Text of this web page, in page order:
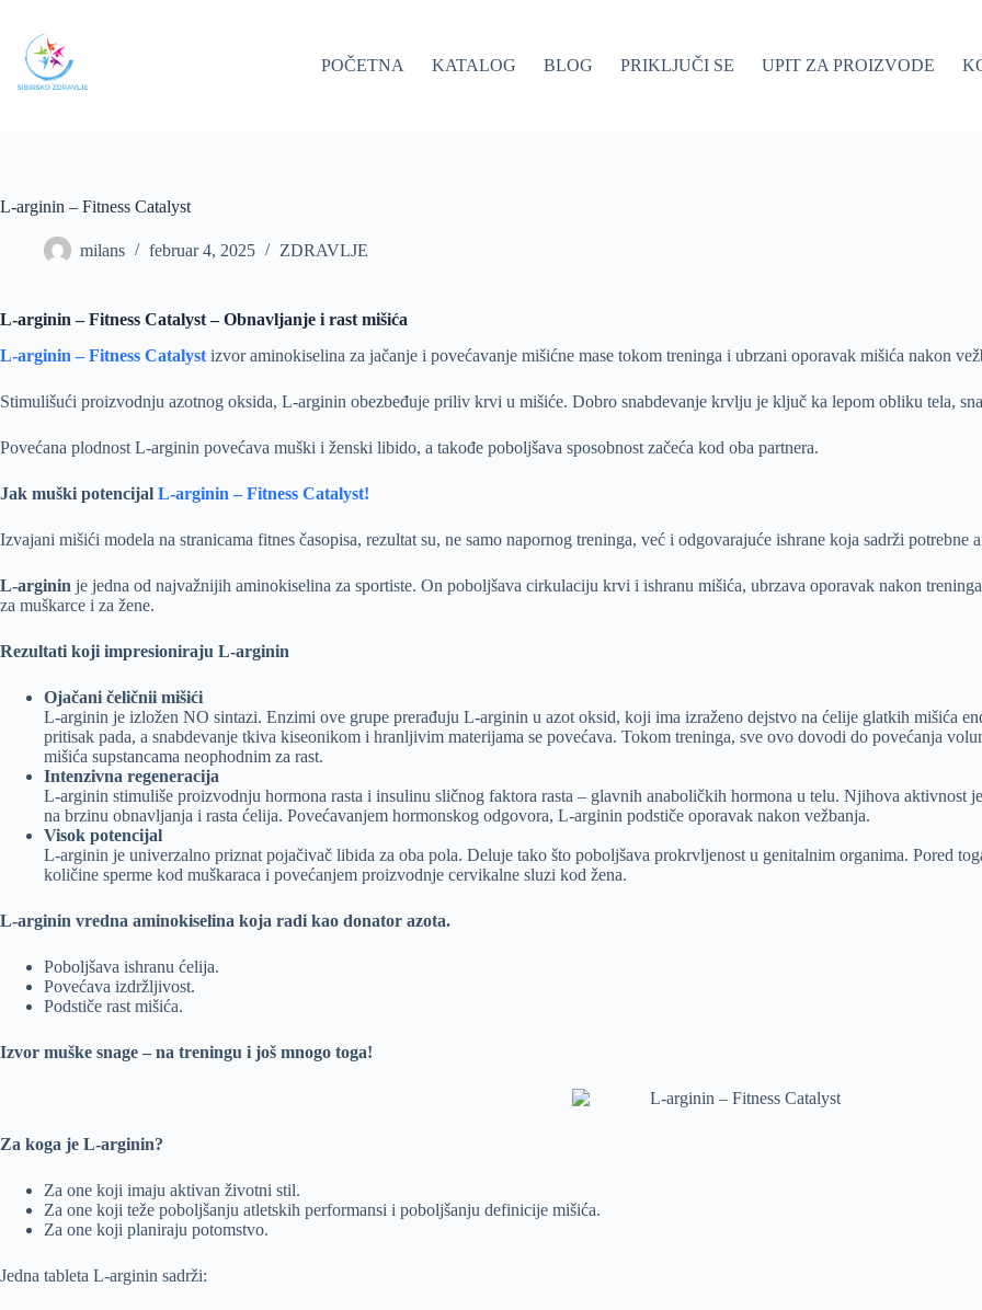
content
POČETNA
KATALOG BLOG PRIKLJUČI SE UPIT ZA PROIZVODE
L-arginin – Fitness Catalyst
milans februar 4, 2025 ZDRAVLJE
L-arginin – Fitness Catalyst – Obnavljanje i rast mišića
L-arginin – Fitness Catalyst izvor aminokiselina za jačanje i povećavanje mišićne mase tokom treninga i ubrzani oporavak mišića nakon
Stimulišući proizvodnju azotnog oksida, L-arginin obezbeđuje priliv krvi u mišiće. Dobro snabdevanje krvlju je ključ ka lepom obliku tela,
Povećana plodnost L-arginin povećava muški i ženski libido, a takođe poboljšava sposobnost začeća kod oba partnera.
Jak muški potencijal L-arginin – Fitness Catalyst!
Izvajani mišići modela na stranicama fitnes časopisa, rezultat su, ne samo napornog treninga, već i odgovarajuće ishrane koja sadrži potrebne
L-arginin je jedna od najvažnijih aminokiselina za sportiste. On poboljšava cirkulaciju krvi i ishranu mišića, ubrzava oporavak nakon
za muškarce i za žene.
Rezultati koji impresioniraju L-arginin
Ojačani čeličnii mišići
L-arginin je izložen NO sintazi. Enzimi ove grupe prerađuju L-arginin u azot oksid, koji ima izraženo dejstvo na ćelije glatkih mišića
pritisak pada, a snabdevanje tkiva kiseonikom i hranljivim materijama se povećava. Tokom treninga, sve ovo dovodi do povećanja
mišića supstancama neophodnim za rast.
Intenzivna regeneracija
L-arginin stimuliše proizvodnju hormona rasta i insulinu sličnog faktora rasta – glavnih anaboličkih hormona u telu. Njihova aktivnost
na brzinu obnavljanja i rasta ćelija. Povećavanjem hormonskog odgovora, L-arginin podstiče oporavak nakon vežbanja.
Visok potencijal
L-arginin je univerzalno priznat pojačivač libida za oba pola. Deluje tako što poboljšava prokrvljenost u genitalnim organima. Pored
količine sperme kod muškaraca i povećanjem proizvodnje cervikalne sluzi kod žena.
L-arginin vredna aminokiselina koja radi kao donator azota.
Poboljšava ishranu ćelija.
Povećava izdržljivost.
Podstiče rast mišića.
Izvor muške snage – na treningu i još mnogo toga!
Za koga je L-arginin?
Za one koji imaju aktivan životni stil.
Za one koji teže poboljšanju atletskih performansi i poboljšanju definicije mišića.
Za one koji planiraju potomstvo.
Jedna tableta L-arginin sadrži: